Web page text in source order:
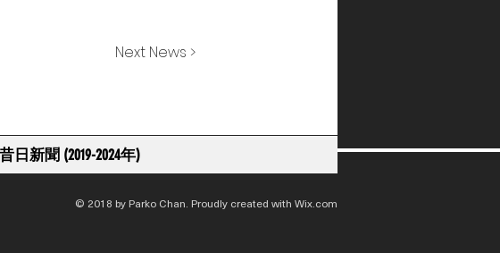
Next News >
昔日新聞 (2019-2024年)
© 2018 by Parko Chan. Proudly created with Wix.com